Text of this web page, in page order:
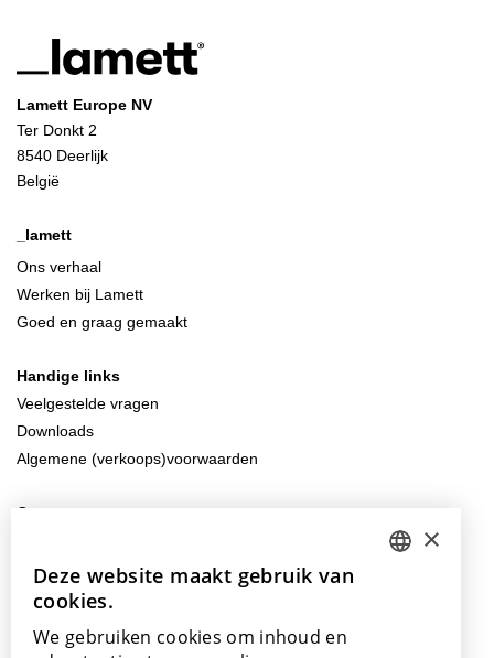
Lamett Europe NV
Ter Donkt 2
8540 Deerlijk
België
_lamett
Ons verhaal
Werken bij Lamett
Goed en graag gemaakt
Handige links
Veelgestelde vragen
Downloads
Algemene (verkoops)voorwaarden
Contacteer ons
+32 56 77 45 15
Onze showroom
×
Deze website maakt gebruik van
cookies.
We gebruiken cookies om inhoud en